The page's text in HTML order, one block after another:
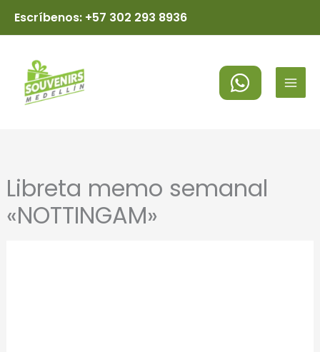
Escríbenos: +57 302 293 8936
Libreta memo semanal
«NOTTINGAM»